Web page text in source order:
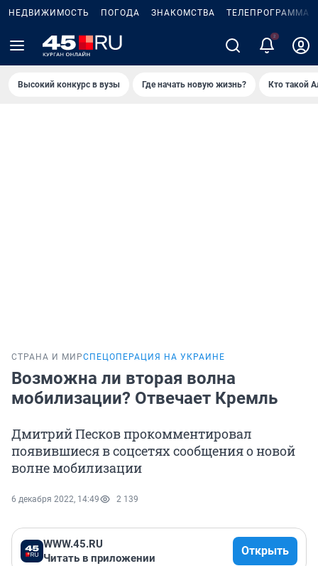
НЕДВИЖИМОСТЬ ПОГОДА ЗНАКОМСТВА ТЕЛЕПРОГРАММА
2
Высокий конкурс в вузы Где начать новую жизнь? Кто такой
СТРАНА И МИРСПЕЦОПЕРАЦИЯ НА УКРАИНЕ
Возможна ли вторая волна
мобилизации? Отвечает Кремль
Дмитрий Песков прокомментировал
появившиеся в соцсетях сообщения о новой
волне мобилизации
6 декабря 2022, 14:49 2 139
WWW.45.RU
Читать в приложении
Открыть